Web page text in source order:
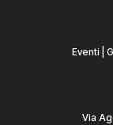
Eventi
Via